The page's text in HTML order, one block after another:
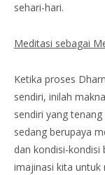
sehari-hari.
Meditasi sebagai
Ketika proses
sendiri, inilah
sendiri yang
sedang berupaya
dan kondisi-kondisi
imajinasi kita untuk